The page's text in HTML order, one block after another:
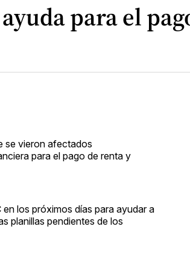
para el
se vieron afectados
para el pago de renta y
los próximos días para ayudar a
planillas pendientes de los